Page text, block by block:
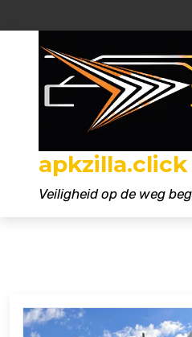
apkzilla.click
Veiligheid op de weg